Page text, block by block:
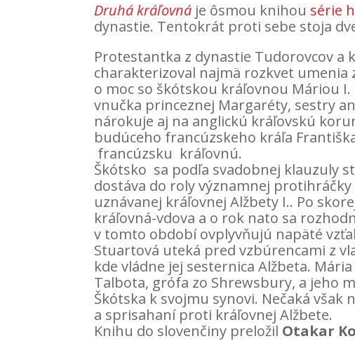
Druhá kráľovná je ôsmou knihou série
dynastie. Tentokrát proti sebe stoja
Protestantka z dynastie Tudorovcov a
charakterizoval najmä rozkvet
o moc so škótskou kráľovnou Máriou
vnučka princeznej Margaréty, sestry
nárokuje aj na anglickú kráľovskú
budúceho francúzskeho kráľa
francúzsku kráľovnú.
Škótsko sa podľa svadobnej klauzuly
dostáva do roly významnej
uznávanej kráľovnej Alžbety I.. Po
kráľovná-vdova a o rok nato sa
v tomto období ovplyvňujú napäté
Stuartová uteká pred vzbúrencami z
kde vládne jej sesternica Alžbeta.
Talbota, grófa zo Shrewsbury, a jeho
Škótska k svojmu synovi. Nečaká
a sprisahaní proti kráľovnej Alžbete.
Knihu do slovenčiny preložil Otakar